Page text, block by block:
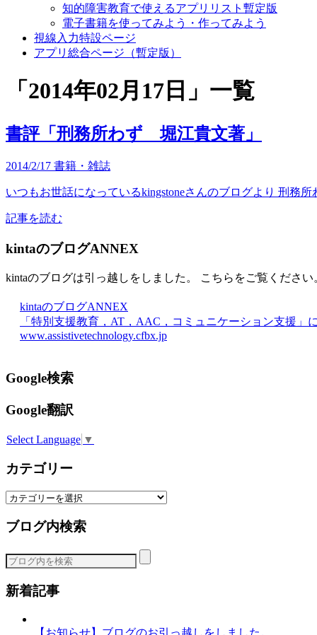
知的障害教育で使えるアプリリスト暫定版
電子書籍を使ってみよう・作ってみよう
視線入力特設ページ
アプリ総合ページ（暫定版）
「 2014年02月17日 」 一覧
書評「刑務所わず 堀江貴文著」
2014/2/17 書籍・雑誌
いつもお世話になっているkingstoneさんのブログより 刑務
記事を読む
kintaのブログANNEX
kintaのブログは引っ越しをしました。 こちらをご覧ください
kintaのブログANNEX
「特別支援教育，AT，AAC，コミュニケーション支援」
www.assistivetechnology.cfbx.jp
Google検索
Google翻訳
Select Language ▼
カテゴリー
カ
ゴ
ー
ブログ内検索
新着記事